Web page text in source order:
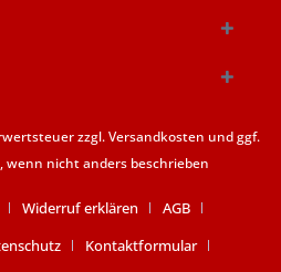
zzgl.Versandkosten und ggf.
wenn nicht anders beschrieben
Widerruf erklären
AGB
Kontaktformular